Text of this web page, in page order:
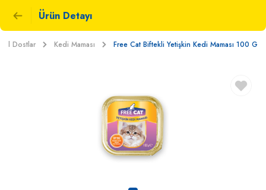
Ürün Detayı
Dostlar Kedi Maması Free Cat Biftekli Yetişkin Kedi Maması 100 G